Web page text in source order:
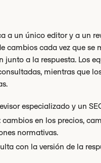
a un único editor y a un
cambios cada vez que
a la respuesta. Los
mientras que
especializado y un
en los precios,
normativas.
con la versión de la